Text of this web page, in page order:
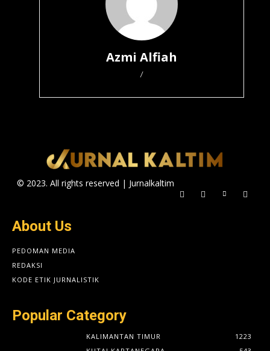
Azmi Alfiah
/
© 2023. All rights reserved | Jurnalkaltim
About Us
PEDOMAN MEDIA
REDAKSI
KODE ETIK JURNALISTIK
Popular Category
KALIMANTAN TIMUR
1223